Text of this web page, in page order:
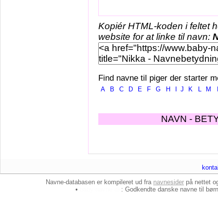
Kopiér HTML-koden i feltet
website for at linke til navn:
Find navne til piger der starter
A B C D E F G H J K L M
NAVN -
Navne-databasen er kompileret ud fra navnesider på nettet
•
: Godkendte danske navne til børn